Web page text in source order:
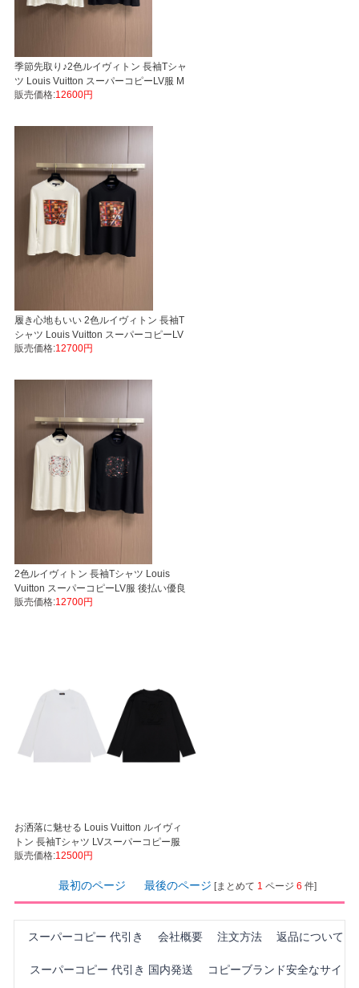
季節先取り♪2色ルイヴィトン 長袖Tシャ
ツ Louis Vuitton スーパーコピーLV服 M
L XL XXL 後払い安全なサイト
販売価格:12600円
履き心地もいい 2色ルイヴィトン 長袖T
シャツ Louis Vuitton スーパーコピーLV
服 M L XL XXL
販売価格:12700円
2色ルイヴィトン 長袖Tシャツ Louis
Vuitton スーパーコピーLV服 後払い優良
サイト M L XL XXL
販売価格:12700円
お洒落に魅せる Louis Vuitton ルイヴィ
トン 長袖Tシャツ LVスーパーコピー服
AD80
販売価格:12500円
最初のページ 最後のページ [まとめて 1 ページ 6 件]
スーパーコピー 代引き 会社概要 注文方法 返品について
スーパーコピー 代引き 国内発送 コピーブランド安全なサイ